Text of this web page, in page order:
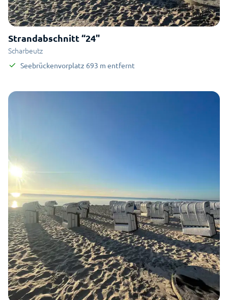
Strandabschnitt “24"
Scharbeutz
Seebrückenvorplatz 693 m entfernt